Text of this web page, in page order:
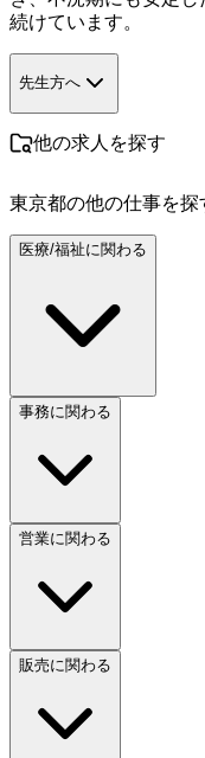
続けています。
先生方へ
他の求人を探す
東京都の他の仕事を探
医療/福祉に関わる
事務に関わる
営業に関わる
販売に関わる